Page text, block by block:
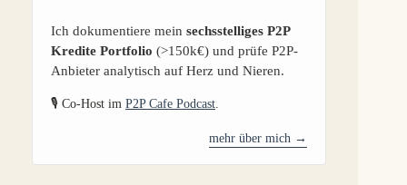
Ich dokumentiere mein sechsstelliges P2P
Kredite Portfolio (>150k€) und prüfe P2P-
Anbieter analytisch auf Herz und Nieren.
🎙️ Co-Host im P2P Cafe Podcast.
mehr über mich →